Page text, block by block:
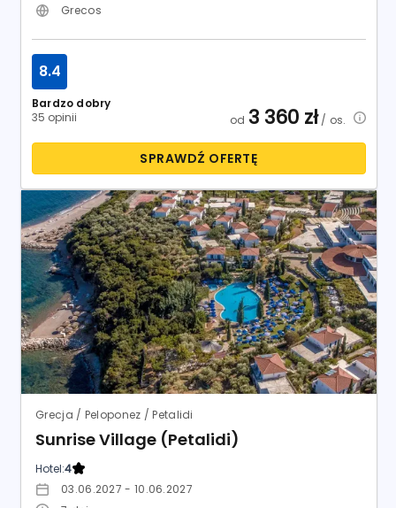
Grecos
Bardzo dobry
35 opinii
8.4
od 3 360 zł/ os.
SPRAWDŹ OFERTĘ
Grecja / Peloponez / Petalidi
Sunrise Village (Petalidi)
Hotel:4
03.06.2027 - 10.06.2027